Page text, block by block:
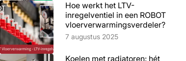
Hoe werkt het LTV-
inregelventiel in een ROBOT
vloerverwarmingsverdeler?
Lees artikel
7 augustus 2025
Koelen met radiatoren: hét